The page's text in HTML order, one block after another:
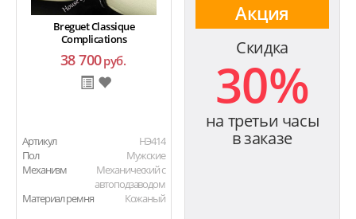
Breguet Classique
Complications
38 700руб.
Артикул
HЭ414
Пол
Мужские
Механизм
Механический с
автоподзаводом
Материал ремня
Кожаный
Акция
Скидка
30%
на третьи часы
в заказе